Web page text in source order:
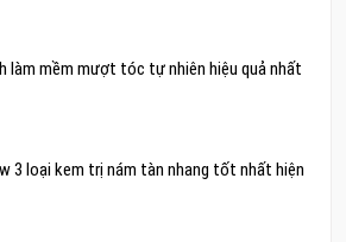
làm mềm mượt tóc tự nhiên hiệu quả nhất
3 loại kem trị nám tàn nhang tốt nhất hiện